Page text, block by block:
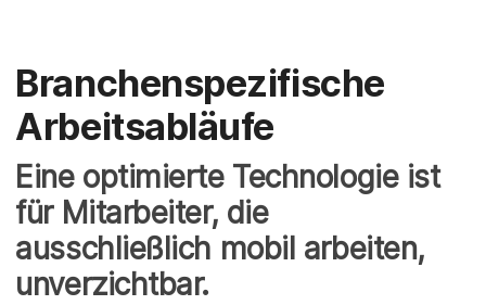
Branchenspezifische
Arbeitsabläufe
Eine optimierte Technologie ist
für Mitarbeiter, die
ausschließlich mobil arbeiten,
unverzichtbar.